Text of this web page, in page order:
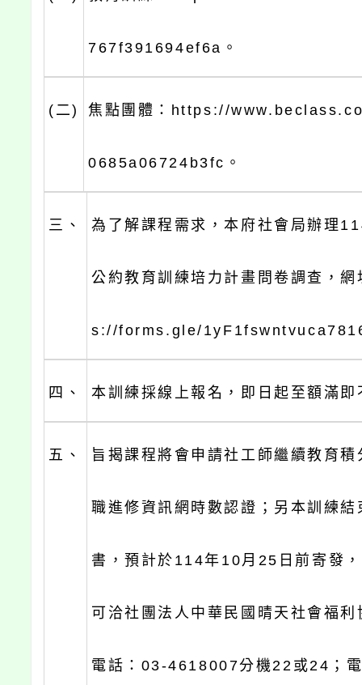
767f391694ef6a。
(二) 焦點團體：https://
0685a06724b3fc。
三、 為了解課程需求，本府社會局辦理
公約教育訓練培力計畫問卷調查，
s://forms.gle/
四、 本訓練採線上報名，即日起至額滿
五、 旨揭課程將會申請社工師繼續教育
職進修資訊網時數認證；另本訓練
書，預計於114年10月25日前寄發
可洽社團法人中華民國晴天社會福
電話：03-4618007分機22或24；